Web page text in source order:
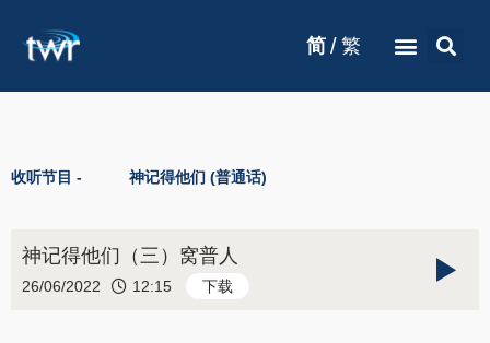
简 / 繁
收听节目 - 神记得他们 (普通话)
神记得他们（三）窝普人
26/06/2022 12:15 下载